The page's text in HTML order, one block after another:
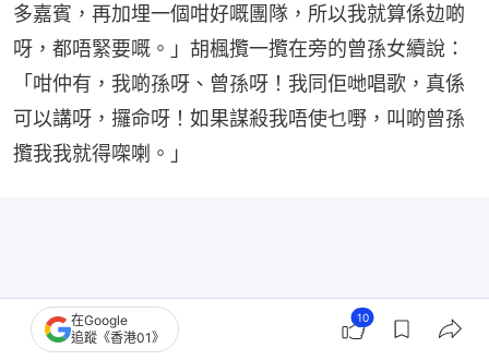
多嘉賓，再加埋一個咁好嘅團隊，所以我就算係攰啲
呀，都唔緊要嘅。」胡楓攬一攬在旁的曾孫女續說：
「咁仲有，我啲孫呀、曾孫呀！我同佢哋唱歌，真係
可以講呀，攞命呀！如果謀殺我唔使乜嘢，叫啲曾孫
攬我我就得㗎喇。」
在Google
追蹤《香港01》
10